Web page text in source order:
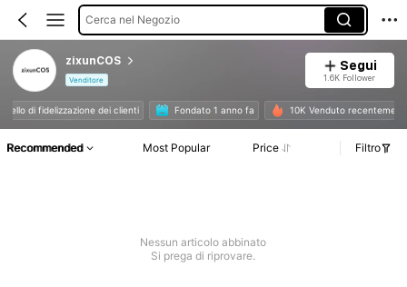
Cerca nel Negozio
zixunCOS
Venditore
Segui
1.6K Follower
livello di fidelizzazione dei clienti Fondato 1 anno fa 10K Venduto
Recommended Most Popular Price Filtro
Nessun articolo abbinato
Si prega di riprovare.